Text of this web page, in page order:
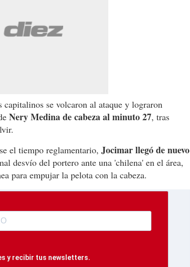
se volcaron al ataque y lograron
Nery Medina de cabeza al minuto 27, tras
el tiempo reglamentario, Jocimar llegó de nuevo
desvío del portero ante una 'chilena' en el área,
para empujar la pelota con la cabeza.
y recibir tus newsletters.